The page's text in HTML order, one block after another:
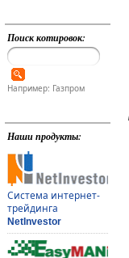
Поиск котировок:
Например: Газпром
Наши продукты:
Система интернет-
трейдинга
NetInvestor